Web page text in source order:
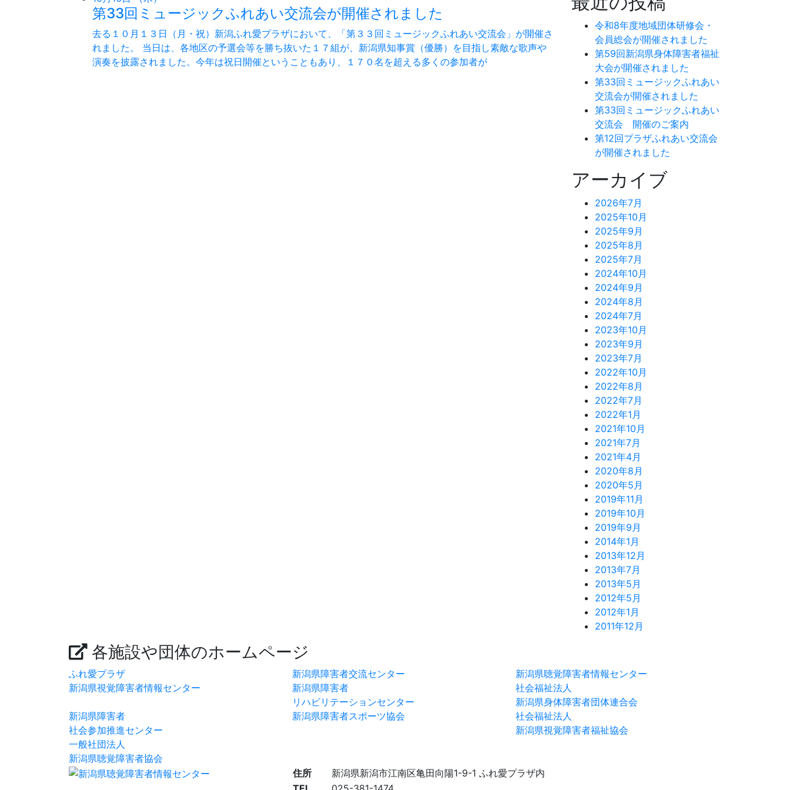
第33回ミュージックふれあい交流会が開催されました
去る１０月１３日（月・祝）新潟ふれ愛プラザにおいて、「第３３回ミュージックふれあい交流会」が開催さ
れました。 当日は、各地区の予選会等を勝ち抜いた１７組が、新潟県知事賞（優勝）を目指し素敵な歌声や
演奏を披露されました。今年は祝日開催ということもあり、１７０名を超える多くの参加者が
令和8年度地域団体研修会・
会員総会が開催されました
第59回新潟県身体障害者福祉
大会が開催されました
第33回ミュージックふれあい
交流会が開催されました
第33回ミュージックふれあい
交流会 開催のご案内
第12回プラザふれあい交流会
が開催されました
アーカイブ
2026年7月
2025年10月
2025年9月
2025年8月
2025年7月
2024年10月
2024年9月
2024年8月
2024年7月
2023年10月
2023年9月
2023年7月
2022年10月
2022年8月
2022年7月
2022年1月
2021年10月
2021年7月
2021年4月
2020年8月
2020年5月
2019年11月
2019年10月
2019年9月
2014年1月
2013年12月
2013年7月
2013年5月
2012年5月
2012年1月
2011年12月
各施設や団体のホームページ
ふれ愛プラザ 新潟県障害者交流センター
新潟県聴覚障害者情報センター
新潟県視覚障害者情報センター
新潟県障害者
リハビリテーションセンター
社会福祉法人
新潟県身体障害者団体連合会
新潟県障害者
社会参加推進センター
新潟県障害者スポーツ協会
社会福祉法人
新潟県視覚障害者福祉協会
一般社団法人
新潟県聴覚障害者協会
住所
新潟県新潟市江南区亀田向陽1-9-1 ふれ愛プラザ内